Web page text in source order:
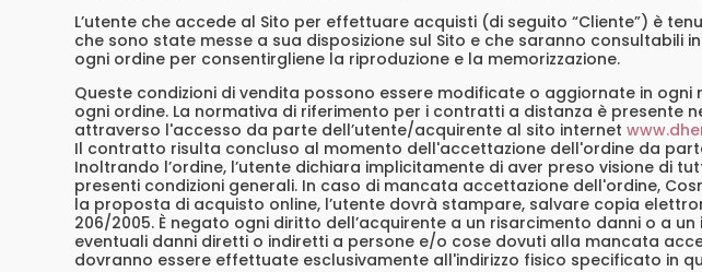
L’utente che accede al Sito per effettuare acquisti (di seguito “Cliente”) è
che sono state messe a sua disposizione sul Sito e che saranno
ogni ordine per consentirgliene la riproduzione e la memorizzazione.
Queste condizioni di vendita possono essere modificate o aggiornate in
ogni ordine. La normativa di riferimento per i contratti a distanza è presente
attraverso l'accesso da parte dell’utente/acquirente al sito internet
Il contratto risulta concluso al momento dell'accettazione dell'ordine da
Inoltrando l’ordine, l’utente dichiara implicitamente di aver preso visione
presenti condizioni generali. In caso di mancata accettazione dell'ordine,
la proposta di acquisto online, l’utente dovrà stampare, salvare copia
206/2005. È negato ogni diritto dell’acquirente a un risarcimento danni o a
eventuali danni diretti o indiretti a persone e/o cose dovuti alla mancata
dovranno essere effettuate esclusivamente all'indirizzo fisico specificato in